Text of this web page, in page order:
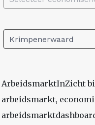
Krimpenerwaard
ArbeidsmarktInZicht
arbeidsmarkt,